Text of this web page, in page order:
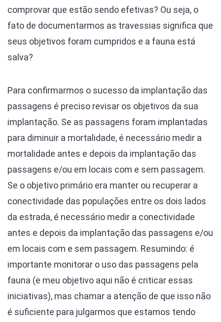
comprovar que estão sendo efetivas? Ou seja, o
fato de documentarmos as travessias significa que
seus objetivos foram cumpridos e a fauna está
salva?
Para confirmarmos o sucesso da implantação das
passagens é preciso revisar os objetivos da sua
implantação. Se as passagens foram implantadas
para diminuir a mortalidade, é necessário medir a
mortalidade antes e depois da implantação das
passagens e/ou em locais com e sem passagem.
Se o objetivo primário era manter ou recuperar a
conectividade das populações entre os dois lados
da estrada, é necessário medir a conectividade
antes e depois da implantação das passagens e/ou
em locais com e sem passagem. Resumindo: é
importante monitorar o uso das passagens pela
fauna (e meu objetivo aqui não é criticar essas
iniciativas), mas chamar a atenção de que isso não
é suficiente para julgarmos que estamos tendo